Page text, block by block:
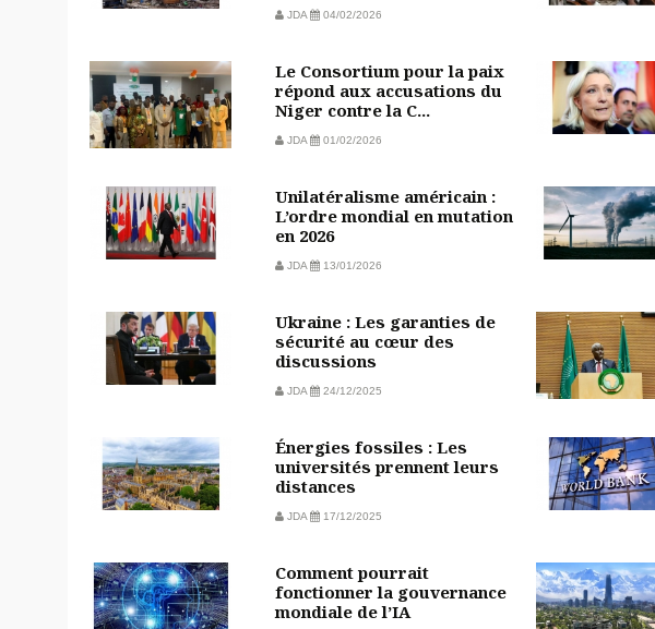
JDA 04/02/2026
Le Consortium pour la paix
répond aux accusations du
Niger contre la C...
JDA 01/02/2026
Unilatéralisme américain :
L’ordre mondial en mutation
en 2026
JDA 13/01/2026
Ukraine : Les garanties de
sécurité au cœur des
discussions
JDA 24/12/2025
Énergies fossiles : Les
universités prennent leurs
distances
JDA 17/12/2025
Comment pourrait
fonctionner la gouvernance
mondiale de l’IA